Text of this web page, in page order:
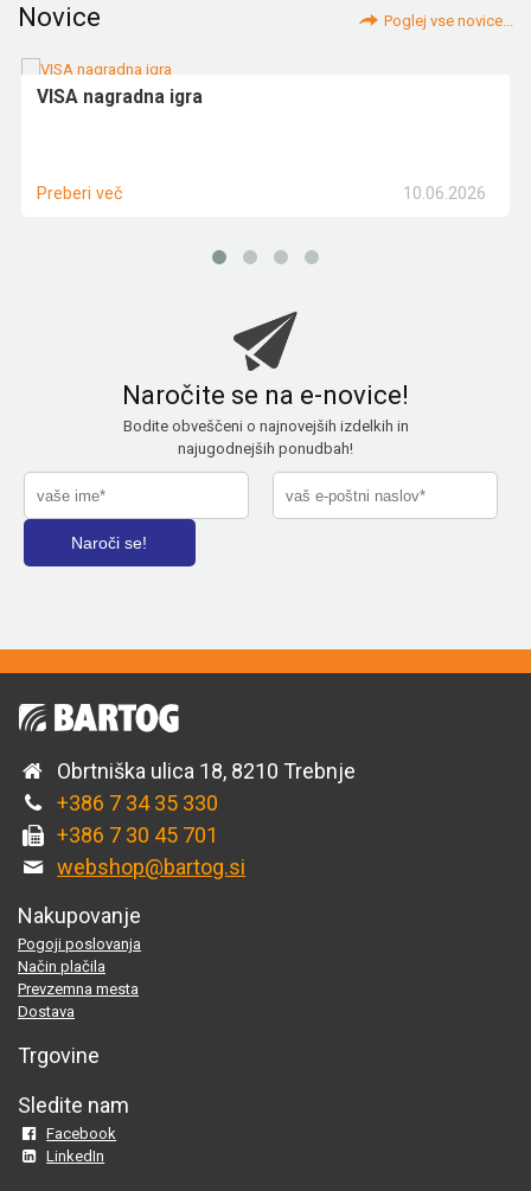
Novice Poglej vse novice...
VISA nagradna igra
10.06.2026
Preberi več
Naročite se na e-novice!
Bodite obveščeni o najnovejših izdelkih in
najugodnejših ponudbah!
Obrtniška ulica 18, 8210 Trebnje
+386 7 34 35 330
+386 7 30 45 701
webshop@bartog.si
Nakupovanje
Pogoji poslovanja
Način plačila
Prevzemna mesta
Dostava
Trgovine
Sledite nam
Facebook
LinkedIn